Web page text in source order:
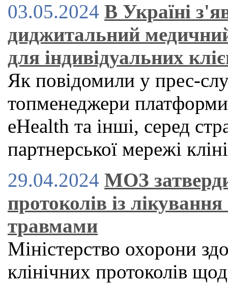
03.05.2024 В Україні
диджитальний
для індивідуальних
Як повідомили у прес-
топменеджери
eHealth та інші, серед
партнерської мережі
29.04.2024 МОЗ
протоколів із
травмами
Міністерство охорони
клінічних протоколів